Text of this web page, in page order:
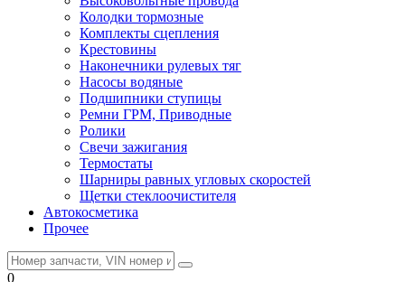
Колодки тормозные
Комплекты сцепления
Крестовины
Наконечники рулевых тяг
Насосы водяные
Подшипники ступицы
Ремни ГРМ, Приводные
Ролики
Свечи зажигания
Термостаты
Шарниры равных угловых скоростей
Щетки стеклоочистителя
Автокосметика
Прочее
0